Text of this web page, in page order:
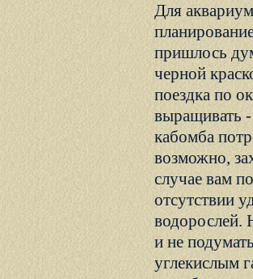
Для
пришлось
черной
поездка по
выращивать
кабомба
возможно,
случае вам
отсутствии
водорослей.
и не
углекислым